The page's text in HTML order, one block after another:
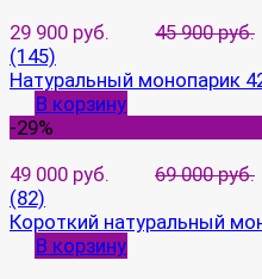
29 900 руб.
45 900 руб.
(145)
Натуральный монопарик
В корзину
-29%
49 000 руб.
69 000 руб.
(82)
Короткий натуральный
В корзину